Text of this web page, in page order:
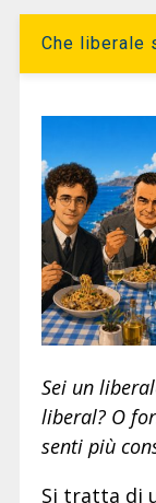
Che liberale
Sei un
liberal? O
senti più
Si tratta di